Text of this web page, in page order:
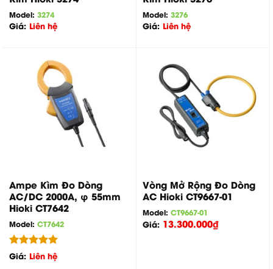
Model: 3274
Giá: Liên hệ
Model: 3276
Giá: Liên hệ
Ampe Kìm Đo Dòng
AC/DC 2000A, φ 55mm
Hioki CT7642
Model: CT7642
Được xếp
hạng
5.00
Giá: Liên hệ
Vòng Mở Rộng Đo Dòng
AC Hioki CT9667-01
Model: CT9667-01
Giá: 13.300.000₫